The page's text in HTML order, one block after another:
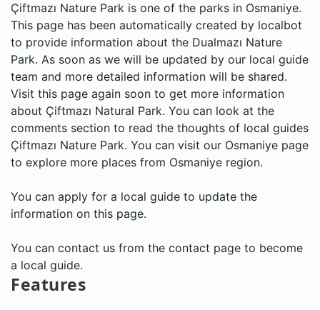
Çiftmazı Nature Park is one of the parks in Osmaniye.
This page has been automatically created by localbot
to provide information about the Dualmazı Nature
Park. As soon as we will be updated by our local guide
team and more detailed information will be shared.
Visit this page again soon to get more information
about Çiftmazı Natural Park. You can look at the
comments section to read the thoughts of local guides
Çiftmazı Nature Park. You can visit our Osmaniye page
to explore more places from Osmaniye region.
You can apply for a local guide to update the
information on this page.
You can contact us from the contact page to become
a local guide.
Features